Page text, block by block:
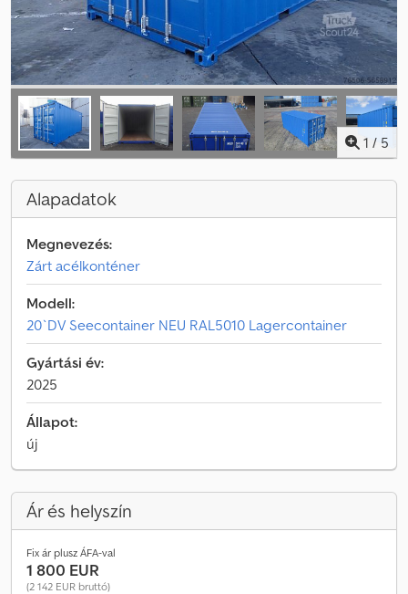
1 / 5
Alapadatok
Megnevezés:
Zárt acélkonténer
Modell:
20`DV Seecontainer NEU RAL5010 Lagercontainer
Gyártási év:
2025
Állapot:
új
Ár és helyszín
Fix ár plusz ÁFA-val
1 800 EUR
(2 142 EUR bruttó)